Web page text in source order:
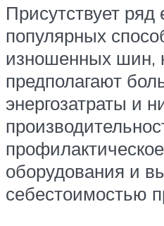
Присутствует
популярных
изношенных шин,
предполагают
энергозатраты и
оборудования и
себестоимостью